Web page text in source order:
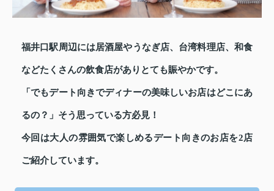
福井口駅周辺には居酒屋やうなぎ店、台湾料理店、和食
などたくさんの飲食店がありとても賑やかです。
「でもデート向きでディナーの美味しいお店はどこにあ
るの？」そう思っている方必見！
今回は大人の雰囲気で楽しめるデート向きのお店を2店
ご紹介しています。